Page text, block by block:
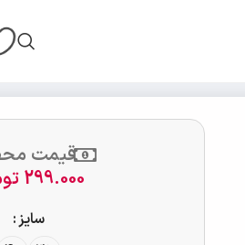
قیمت
299.000
سایز